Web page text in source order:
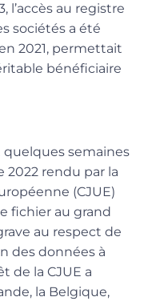
l’accès au registre
sociétés a été
2021, permettait
bénéficiaire
semaines
2022 rendu par la
(CJUE)
fichier au grand
au respect de
des données à
de la CJUE a
la Belgique,